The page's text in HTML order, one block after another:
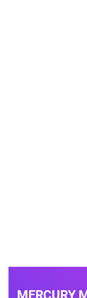
MERCURY